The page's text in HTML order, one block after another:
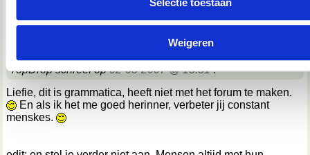
67 derdendie uw gegevens kunnen
en verwerken.
Weigeren
02-05-2007, 13:14
TopDrop schreef op02-05-2007 @ 13:31:
Liefie, dit is grammatica, heeft niet met het forum te maken.
En als ik het me goed herinner, verbeter jij constant
menskes.